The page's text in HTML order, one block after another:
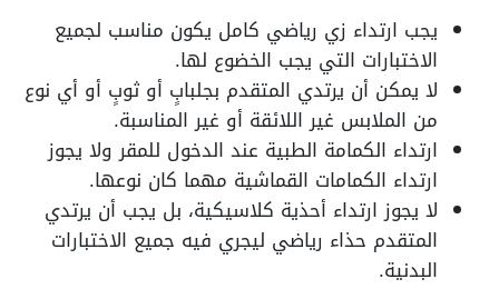
يجب ارتداء زي رياضي كامل يكون مناسب لجميع
الاختبارات التي يجب الخضوع لها.
لا يمكن أن يرتدي المتقدم بجلبابٍ أو ثوبٍ أو أي نوع
من الملابس غير اللائقة أو غير المناسبة.
ارتداء الكمامة الطبية عند الدخول للمقر ولا يجوز
ارتداء الكمامات القماشية مهما كان نوعها.
لا يجوز ارتداء أحذية كلاسيكية، بل يجب أن يرتدي
المتقدم حذاء رياضي ليجري فيه جميع الاختبارات
البدنية.